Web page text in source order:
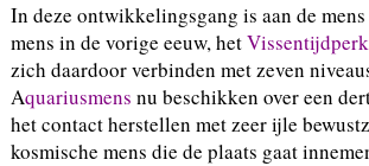
In deze ontwikkelingsgang is aan de
mens in de vorige eeuw, hetVissentijdperk
zich daardoor verbinden met zeven
Aquariusmens nu beschikken over een
het contact herstellen met zeer ijle
kosmische mens die de plaats gaat